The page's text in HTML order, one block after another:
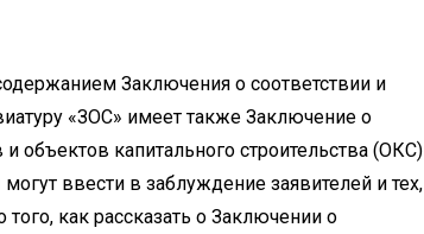
Заключения о соответствии и
«ЗОС» имеет также Заключение о
объектов капитального строительства (ОКС)
ввести в заблуждение заявителей и тех,
как рассказать о Заключении о